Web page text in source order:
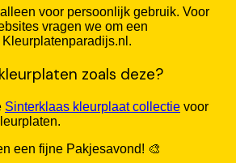
voor persoonlijk gebruik. Voor
vragen we om een
zoals deze?
Sinterklaas kleurplaat collectie voor
een fijne Pakjesavond! 🎨